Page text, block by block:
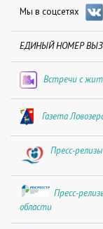
Мы в соцсетях
ЕДИНЫЙ НОМЕР
Встречи с
Газета
Пресс-
Пресс-
области